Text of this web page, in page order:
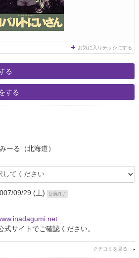
お気に入りチラシにする
る
する
ーる
（北海道）
09/29 (土) 公演終了
サイトでご確認ください。